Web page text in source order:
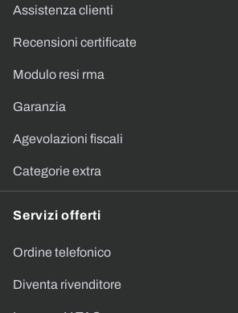
Assistenza clienti
Recensioni certificate
Modulo resi rma
Garanzia
Agevolazioni fiscali
Categorie extra
Servizi offerti
Ordine telefonico
Diventa rivenditore